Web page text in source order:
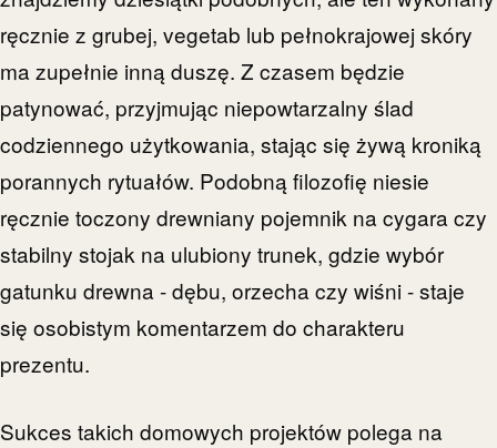
ręcznie z grubej, vegetab lub pełnokrajowej skóry
ma zupełnie inną duszę. Z czasem będzie
patynować, przyjmując niepowtarzalny ślad
codziennego użytkowania, stając się żywą kroniką
porannych rytuałów. Podobną filozofię niesie
ręcznie toczony drewniany pojemnik na cygara czy
stabilny stojak na ulubiony trunek, gdzie wybór
gatunku drewna - dębu, orzecha czy wiśni - staje
się osobistym komentarzem do charakteru
prezentu.
Sukces takich domowych projektów polega na